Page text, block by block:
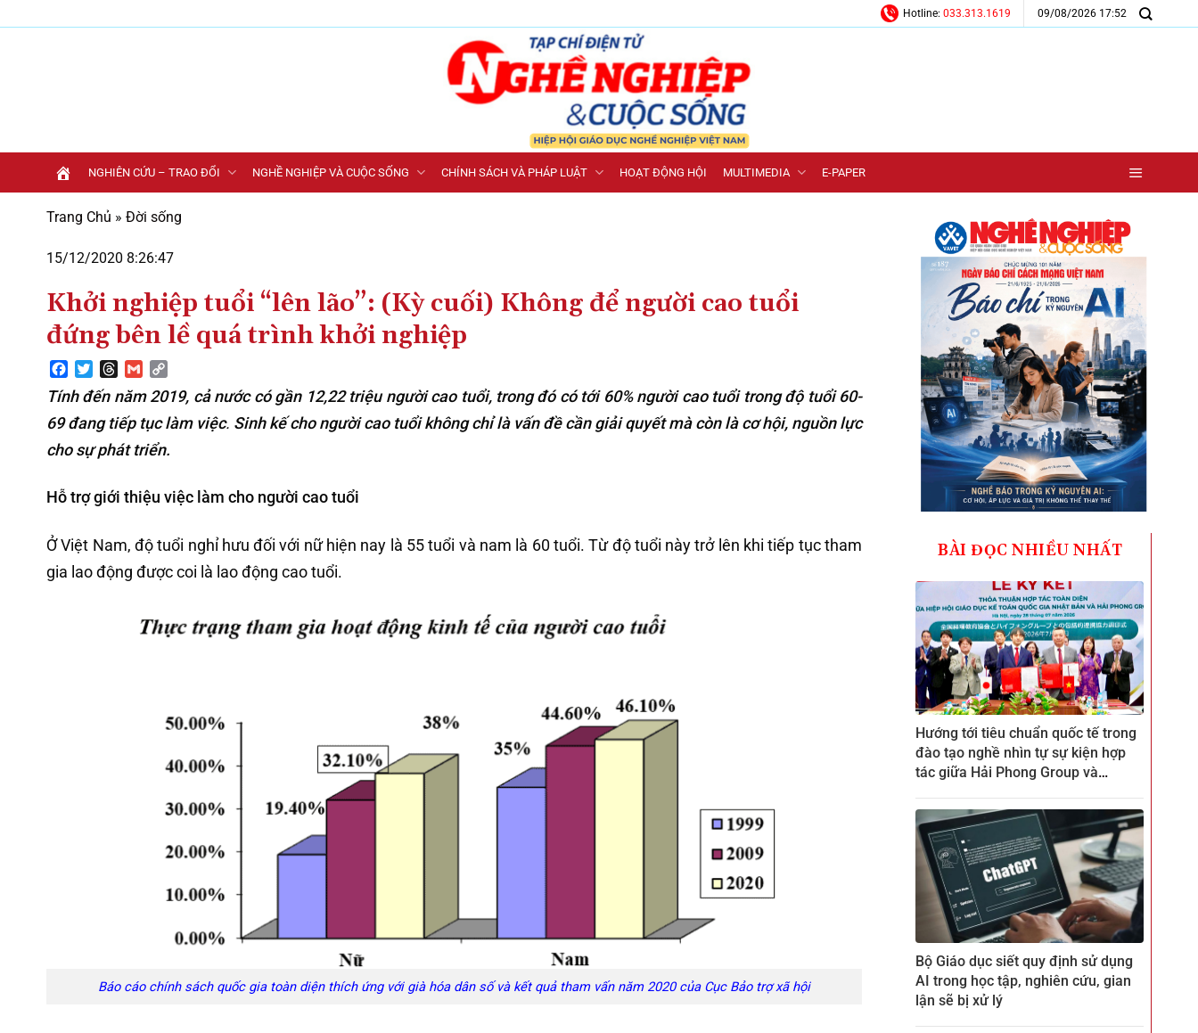
qua
Hotline: 033.313.1619 09/08/2026 17:52
NGHIÊN CỨU – TRAO ĐỔI NGHỀ NGHIỆP VÀ CUỘC SỐNG CHÍNH SÁCH VÀ PHÁP LUẬT HOẠT ĐỘNG HỘI MULTIMEDIA E-PAPER
Trang Chủ » Đời sống
15/12/2020 8:26:47
Khởi nghiệp tuổi “lên lão”: (Kỳ cuối) Không để người cao tuổi
đứng bên lề quá trình khởi nghiệp
Facebook
TwitterThreads
Gmail
Tính đến năm 2019, cả nước có gần 12,22 triệu người cao tuổi, trong đó có tới 60% người cao tuổi trong độ tuổi 60-
69 đang tiếp tục làm việc. Sinh kế cho người cao tuổi không chỉ là vấn đề cần giải quyết mà còn là cơ hội, nguồn lực
cho sự phát triển.
Hỗ trợ giới thiệu việc làm cho người cao tuổi
Ở Việt Nam, độ tuổi nghỉ hưu đối với nữ hiện nay là 55 tuổi và nam là 60 tuổi. Từ độ tuổi này trở lên khi tiếp tục tham
gia lao động được coi là lao động cao tuổi.
Báo cáo chính sách quốc gia toàn diện thích ứng với già hóa dân số và kết quả tham vấn năm 2020 của Cục Bảo trợ xã hội
BÀI ĐỌC NHIỀU NHẤT
Hướng tới tiêu chuẩn quốc tế trong
đào tạo nghề nhìn tự sự kiện hợp
tác giữa Hải Phong Group và
Bộ Giáo dục siết quy định sử dụng
AI trong học tập, nghiên cứu, gian
lận sẽ bị xử lý